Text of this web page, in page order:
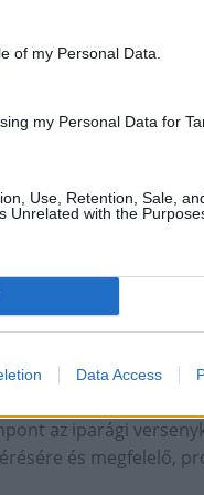
of my Personal Data.
my Personal Data for
Use, Retention, Sale,
Unrelated with the
Data Access
amit egy általános
le is
betétlap igazolja a
ügyvezető igazgató, a
KÉSZ Csoport egyik
az ügyvezető.
az iparági
és megfelelő,